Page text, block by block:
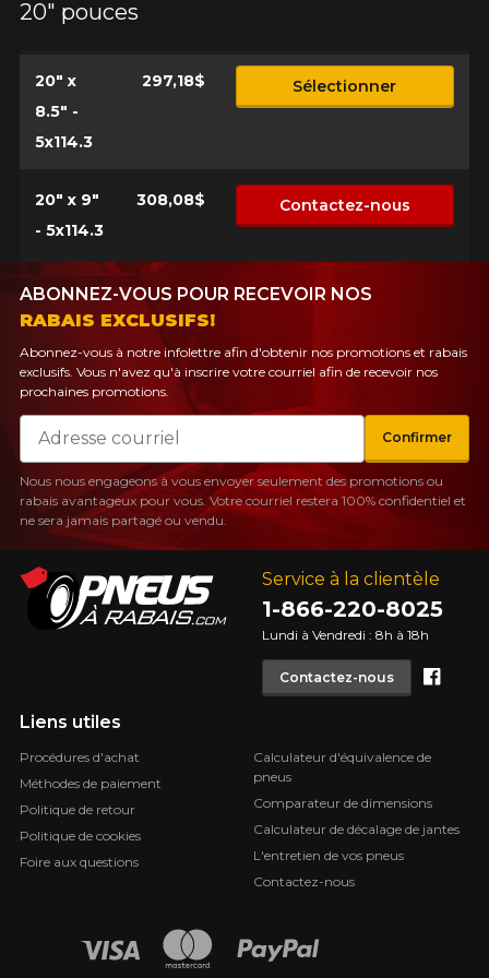
CODE PROMO RABAIS10
POUR UN TEMPS LIMITÉ SUR
PRODUITS SÉLECTIONNÉS.
RABAIS10
MINIMUM DE 500$ AVANT TAXES.
PLUS D'INFO
RABAIS10
MINIMUM DE 500$ AVANT TAXES.
20" pouces
20" x
8.5" -
5x114.3
297,18$ Sélectionner
20" x 9"
- 5x114.3
308,08$ Contactez-nous
Service à la clientèle
1-866-220-8025
Lundi à Vendredi : 8h à 18h
Contactez-nous
Liens utiles
Procédures d'achat
Méthodes de paiement
Politique de retour
Politique de cookies
Foire aux questions
Calculateur d'équivalence de
pneus
Comparateur de dimensions
Calculateur de décalage de jantes
L'entretien de vos pneus
Contactez-nous
ABONNEZ-VOUS POUR RECEVOIR NOS
RABAIS EXCLUSIFS!
Abonnez-vous à notre infolettre afin d'obtenir nos promotions et rabais
exclusifs. Vous n'avez qu'à inscrire votre courriel afin de recevoir nos
prochaines promotions.
Courriel
Confirmer
Nous nous engageons à vous envoyer seulement des promotions ou
rabais avantageux pour vous. Votre courriel restera 100% confidentiel et
ne sera jamais partagé ou vendu.